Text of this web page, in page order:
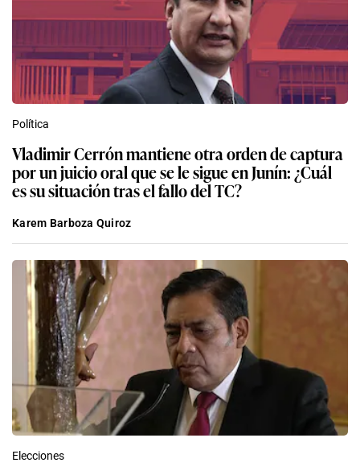
Política
Vladimir Cerrón mantiene otra orden de captura
por un juicio oral que se le sigue en Junín: ¿Cuál
es su situación tras el fallo del TC?
Karem Barboza Quiroz
Elecciones